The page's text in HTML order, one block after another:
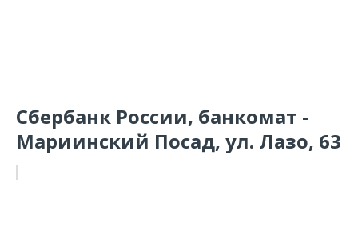
Сбербанк России, банкомат -
Мариинский Посад, ул. Лазо, 63